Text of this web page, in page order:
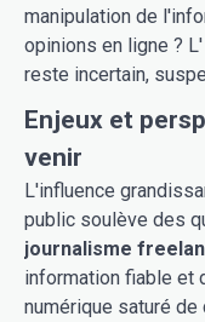
manipulation de
opinions en ligne ? L'
reste incertain,
Enjeux et
venir
L'influence
public soulève des
journalisme
information fiable et
numérique saturé de